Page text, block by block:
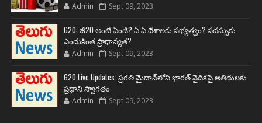
Admin Sept 09, 2023
G20: జీ20 అంటే ఏంటి? ఏ ఏ దేశాలకు సభ్యత్వం? సదస్సుకు
ఎందుకింత ప్రాధాన్యత?
Admin Sept 09, 2023
G20 Live Updates: ప్రగతి మైదాన్‌లోని భారత్ వైదికపై అతిథులకు
ప్రధాని స్వాగతం
Admin Sept 09, 2023